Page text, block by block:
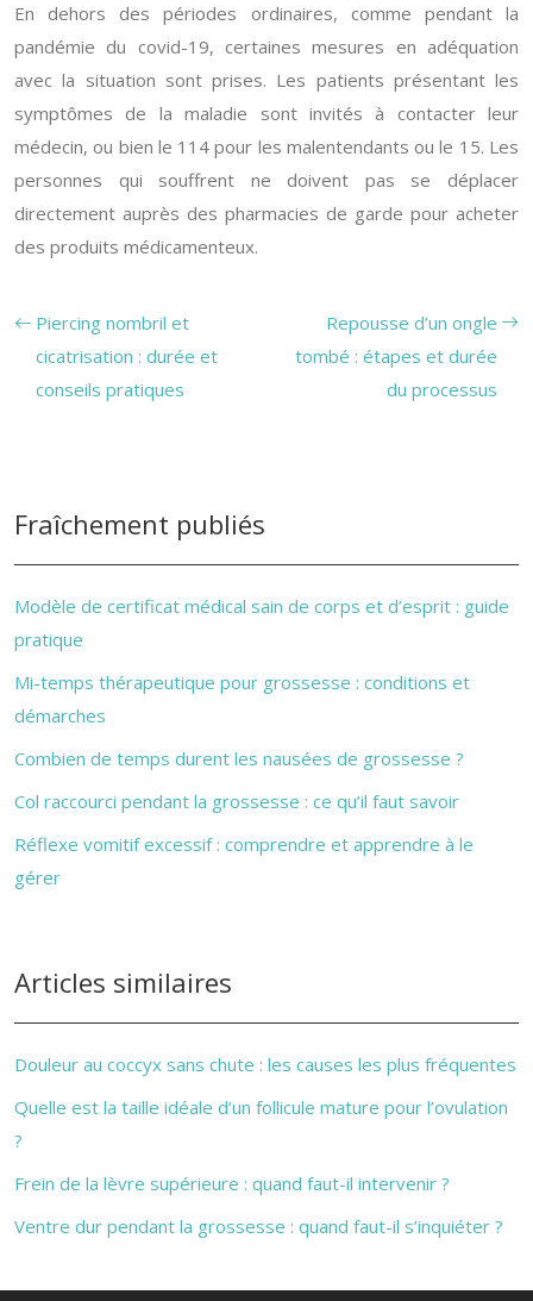
En dehors des périodes ordinaires, comme pendant la
pandémie du covid-19, certaines mesures en adéquation
avec la situation sont prises. Les patients présentant les
symptômes de la maladie sont invités à contacter leur
médecin, ou bien le 114 pour les malentendants ou le 15. Les
personnes qui souffrent ne doivent pas se déplacer
directement auprès des pharmacies de garde pour acheter
des produits médicamenteux.
Piercing nombril et
cicatrisation : durée et
conseils pratiques
Repousse d’un ongle
tombé : étapes et durée
du processus
Fraîchement publiés
Modèle de certificat médical sain de corps et d’esprit : guide
pratique
Mi-temps thérapeutique pour grossesse : conditions et
démarches
Combien de temps durent les nausées de grossesse ?
Col raccourci pendant la grossesse : ce qu’il faut savoir
Réflexe vomitif excessif : comprendre et apprendre à le
gérer
Articles similaires
Douleur au coccyx sans chute : les causes les plus fréquentes
Quelle est la taille idéale d’un follicule mature pour l’ovulation
?
Frein de la lèvre supérieure : quand faut-il intervenir ?
Ventre dur pendant la grossesse : quand faut-il s’inquiéter ?